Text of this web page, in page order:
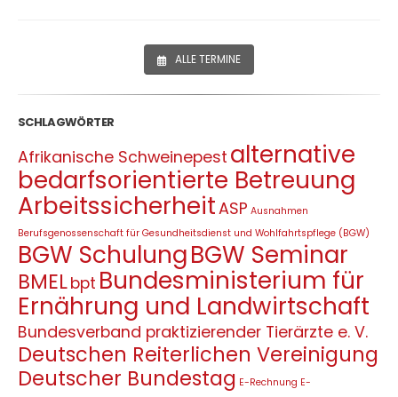
ALLE TERMINE
SCHLAGWÖRTER
Afrikanische Schweinepest alternative
bedarfsorientierte Betreuung
ArbeitssicherheitASP Ausnahmen
Berufsgenossenschaft für Gesundheitsdienst und Wohlfahrtspflege (BGW)
BGW SchulungBGW Seminar
BMELbpt Bundesministerium für
Ernährung und Landwirtschaft
Bundesverband praktizierender Tierärzte e. V.
Deutschen Reiterlichen Vereinigung
Deutscher Bundestag E-Rechnung E-